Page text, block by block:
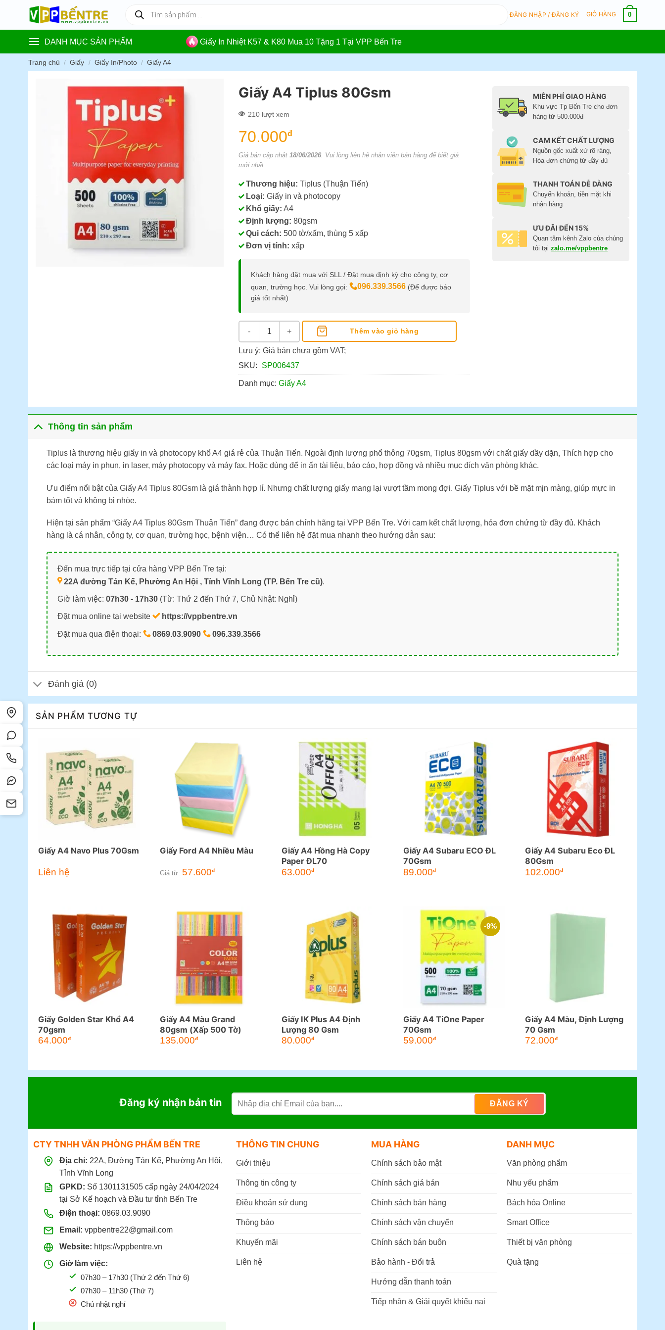
content
kiếm
phẩm
ĐĂNG NHẬP / ĐĂNG KÝ GIỎ HÀNG 0
DANH MỤC SẢN PHẨM Giấy In Nhiệt K57 & K80 Mua 10 Tặng 1 Tại VPP Bến Tre
Trang chủ / Giấy / Giấy In/Photo / Giấy A4
Giấy A4 Tiplus 80Gsm
210 lượt xem
70.000đ
Giá bán cập nhật 18/06/2026 . Vui lòng liên hệ nhân viên bán hàng để biết giá
mới nhất.
Thương hiệu: Tiplus (Thuận Tiến)
Loại: Giấy in và photocopy
Khổ giấy: A4
Định lượng: 80gsm
Qui cách: 500 tờ/xấm, thùng 5 xấp
Đơn vị tính: xấp
Khách hàng đặt mua với SLL / Đặt mua định kỳ cho công ty, cơ
quan, trường học. Vui lòng gọi:
096.339.3566 (Để được báo
giá tốt nhất)
Giấy A4 Tiplus 80Gsm số lượng
Thêm vào giỏ hàng
Lưu ý: Giá bán chưa gồm VAT;
SKU:
SP006437
Danh mục: Giấy A4
MIỄN PHÍ GIAO HÀNG
Khu vực Tp Bến Tre cho đơn
hàng từ 500.000đ
CAM KẾT CHẤT LƯỢNG
Nguồn gốc xuất xứ rõ ràng,
Hóa đơn chứng từ đầy đủ
THANH TOÁN DỄ DÀNG
Chuyển khoản, tiền mặt khi
nhận hàng
ƯU ĐÃI ĐẾN 15%
Quan tâm kênh Zalo của chúng
tôi tạizalo.me/vppbentre
Thông tin sản phẩm
Tiplus là thương hiệu giấy in và photocopy khổ A4 giá rẻ của Thuận Tiến. Ngoài định lượng phổ thông 70gsm, Tiplus 80gsm với chất giấy dầy dặn, Thích hợp cho
các loại máy in phun, in laser, máy photocopy và máy fax. Hoặc dùng để in ấn tài liệu, báo cáo, hợp đồng và nhiều mục đích văn phòng khác.
Ưu điểm nổi bật của Giấy A4 Tiplus 80Gsm là giá thành hợp lí. Nhưng chất lượng giấy mang lại vượt tầm mong đợi. Giấy Tiplus với bề mặt mịn màng, giúp mực in
bám tốt và không bị nhòe.
Hiện tại sản phẩm “Giấy A4 Tiplus 80Gsm Thuận Tiến” đang được bán chính hãng tại VPP Bến Tre. Với cam kết chất lượng, hóa đơn chứng từ đầy đủ. Khách
hàng là cá nhân, công ty, cơ quan, trường học, bệnh viện… Có thể liên hệ đặt mua nhanh theo hướng dẫn sau:
Đến mua trực tiếp tại cửa hàng VPP Bến Tre tại:
22A đường Tán Kế, Phường An Hội , Tỉnh Vĩnh Long (TP. Bến Tre cũ).
Giờ làm việc: 07h30 - 17h30(Từ: Thứ 2 đến Thứ 7, Chủ Nhật: Nghỉ)
Đặt mua online tại website https://vppbentre.vn
Đặt mua qua điện thoại: 0869.03.9090 096.339.3566
Đánh giá (0)
SẢN PHẨM TƯƠNG TỰ
Giấy A4 Navo Plus 70Gsm
Liên hệ
Giấy Ford A4 Nhiều Màu
Giá từ: 57.600đ
Giấy A4 Hồng Hà Copy
Paper ĐL70
63.000đ
Giấy A4 Subaru ECO ĐL
70Gsm
89.000đ
Giấy A4 Subaru Eco ĐL
80Gsm
102.000đ
Giấy Golden Star Khổ A4
70gsm
64.000đ
Giấy A4 Màu Grand
80gsm (Xấp 500 Tờ)
135.000đ
Giấy IK Plus A4 Định
Lượng 80 Gsm
80.000đ
-9%
Giấy A4 TiOne Paper
70Gsm
Giá
gốc
59.000đGiá
Giấy A4 Màu, Định Lượng
70 Gsm
72.000đ
Đăng ký nhận bản tin
CTY TNHH VĂN PHÒNG PHẨM BẾN TRE
Địa chỉ: 22A, Đường Tán Kế, Phường An Hội,
Tỉnh Vĩnh Long
GPKD: Số 1301131505 cấp ngày 24/04/2024
tại Sở Kế hoạch và Đầu tư tỉnh Bến Tre
Điện thoại: 0869.03.9090
Email: vppbentre22@gmail.com
Website: https://vppbentre.vn
Giờ làm việc:
07h30 – 17h30 (Thứ 2 đến Thứ 6)
07h30 – 11h30 (Thứ 7)
Chủ nhật nghỉ
THÔNG TIN CHUNG
Giới thiệu
Thông tin công ty
Điều khoản sử dụng
Thông báo
Khuyến mãi
Liên hệ
MUA HÀNG
Chính sách bảo mật
Chính sách giá bán
Chính sách bán hàng
Chính sách vận chuyển
Chính sách bán buôn
Bảo hành - Đổi trả
Hướng dẫn thanh toán
Tiếp nhận & Giải quyết khiếu nại
DANH MỤC
Văn phòng phẩm
Nhu yếu phẩm
Bách hóa Online
Smart Office
Thiết bị văn phòng
Quà tặng